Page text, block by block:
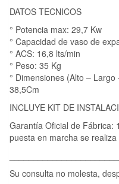
DATOS TECNICOS
° Potencia max: 29,7 Kw
° Capacidad de vaso de
° ACS: 16,8 lts/min
° Peso: 35 Kg
° Dimensiones (Alto –
38,5Cm
INCLUYE KIT DE
Garantía Oficial de Fábrica:
puesta en marcha se
Su consulta no molesta,